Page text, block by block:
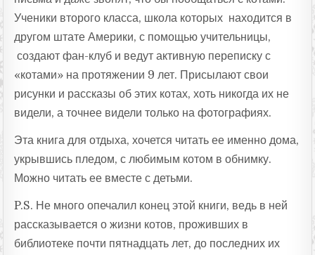
Ученики второго класса, школа которых находится в
другом штате Америки, с помощью учительницы,
создают фан-клуб и ведут активную переписку с
«котами» на протяжении 9 лет. Присылают свои
рисунки и рассказы об этих котах, хоть никогда их не
видели, а точнее видели только на фотографиях.
Эта книга для отдыха, хочется читать ее именно дома,
укрывшись пледом, с любимым котом в обнимку.
Можно читать ее вместе с детьми.
P.S. Не много опечалил конец этой книги, ведь в ней
рассказывается о жизни котов, проживших в
библиотеке почти пятнадцать лет, до последних их